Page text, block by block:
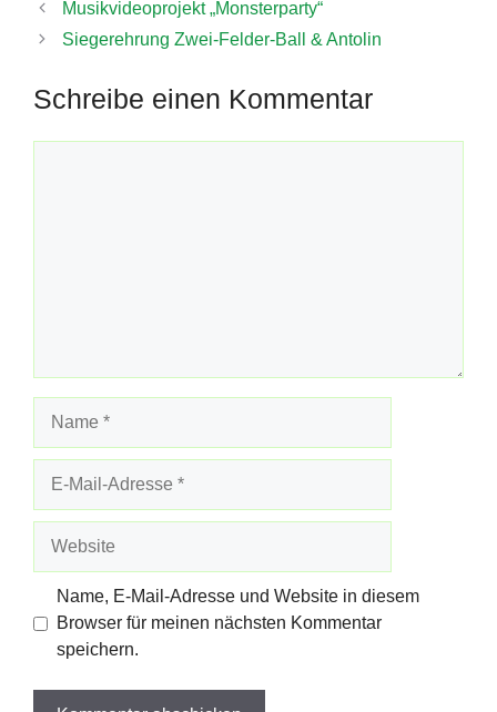
Musikvideoprojekt „Monsterparty“
Siegerehrung Zwei-Felder-Ball & Antolin
Schreibe einen Kommentar
Adresse
Name, E-Mail-Adresse und Website in diesem
Browser für meinen nächsten Kommentar
speichern.